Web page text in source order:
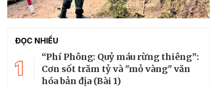
ĐỌC NHIỀU
1
“Phí Phông: Quỷ máu rừng thiêng”:
Cơn sốt trăm tỷ và "mỏ vàng" văn
hóa bản địa (Bài 1)